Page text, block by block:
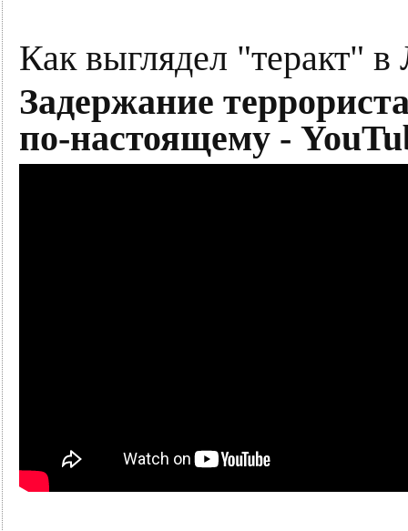
Как выглядел "теракт"
Задержание
по-настоящему -